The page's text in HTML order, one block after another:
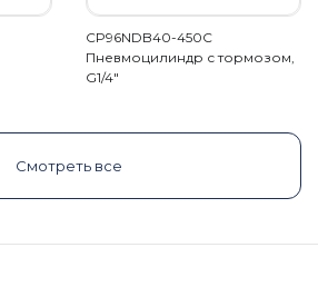
CP96NDB40-450C
Пневмоцилиндр с тормозом,
G1/4"
Смотреть все